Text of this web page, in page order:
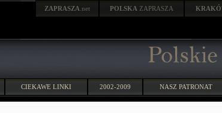
ZAPRASZA .net POLSKA ZAPRASZA
CIEKAWE LINKI 2002-2009 NASZ PATRONAT